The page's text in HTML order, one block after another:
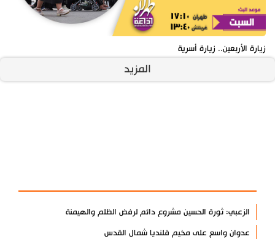
زيارة الأربعين.. زيارة أسرية
المزيد
الزعبي: ثورة الحسين مشروع دائم لرفض الظلم والهيمنة
عدوان واسع على مخيم قلنديا شمال القدس